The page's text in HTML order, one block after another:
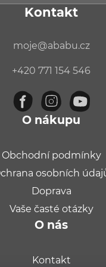
Kontakt
moje@ababu.cz
+420 771 154 546
O nákupu
Obchodní podmínky
osobních
Doprava
Vaše časté otázky
O nás
Kontakt